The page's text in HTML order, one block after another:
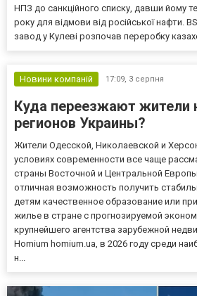
НПЗ до санкційного списку, давши йому
року для відмови від російської нафти.
завод у Кулеві розпочав переробку
Новини компаній 17:09, 3 серпня
Куда переезжают
регионов Украины?
Жители Одесской, Николаевской и
условиях современности все чаще
страны Восточной и Центральной
отличная возможность получить
детям качественное образование или
жилье в стране с прогнозируемой
крупнейшего агентства зарубежной
Homium homium.ua, в 2026 году среди
н...